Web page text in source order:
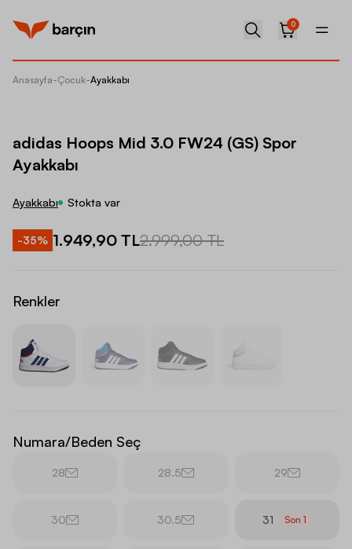
0
Anasayfa-Çocuk-Ayakkabı
adidas Hoops Mid 3.0 FW24 (GS) Spor
Ayakkabı
Ayakkabı Stokta var
-35% 1.949,90 TL2.999,00 TL
Renkler
Numara/Beden Seç
28 28.5 29
30 30.5 31 Son1